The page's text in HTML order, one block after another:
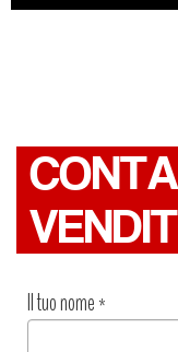
Il tuo nome*